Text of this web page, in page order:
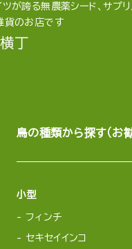
が誇る無農薬シード、サプリ
貨のお店です
丁
鳥の種類から探す（お
小型
フィンチ
セキセイインコ